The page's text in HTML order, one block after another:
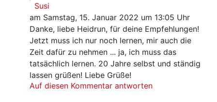
Susi
am Samstag, 15. Januar 2022 um 13:05 Uhr
Danke, liebe Heidrun, für deine Empfehlungen!
Jetzt muss ich nur noch lernen, mir auch die
Zeit dafür zu nehmen ... ja, ich muss das
tatsächlich lernen. 20 Jahre selbst und ständig
lassen grüßen! Liebe Grüße!
Auf diesen Kommentar antworten